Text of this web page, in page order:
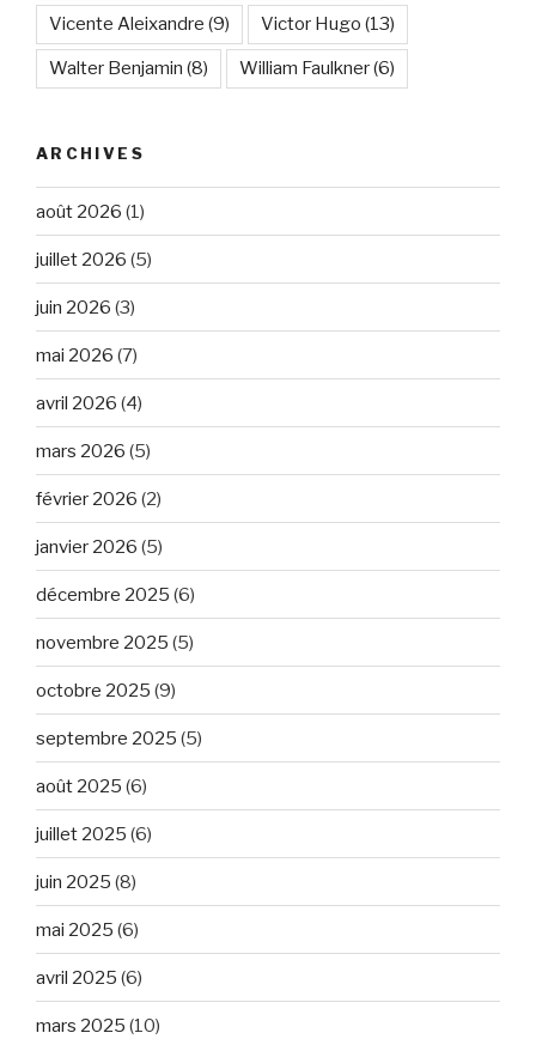
Vicente Aleixandre (9) Victor Hugo (13)
Walter Benjamin (8) William Faulkner(6)
ARCHIVES
août 2026 (1)
juillet 2026 (5)
juin 2026 (3)
mai 2026 (7)
avril 2026 (4)
mars 2026 (5)
février 2026 (2)
janvier 2026 (5)
décembre 2025 (6)
novembre 2025 (5)
octobre 2025 (9)
septembre 2025 (5)
août 2025 (6)
juillet 2025 (6)
juin 2025 (8)
mai 2025 (6)
avril 2025 (6)
mars 2025 (10)